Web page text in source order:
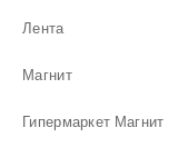
Лента
Магнит
Гипермаркет Магнит